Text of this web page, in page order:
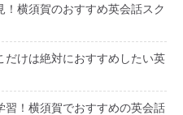
！横須賀のおすすめ英会話スク
だけは絶対におすすめしたい英
習！横須賀でおすすめの英会話